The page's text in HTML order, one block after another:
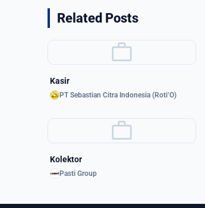
Related Posts
work
Kasir
PT Sebastian Citra Indonesia (Roti’O)
work
Kolektor
Pasti Group